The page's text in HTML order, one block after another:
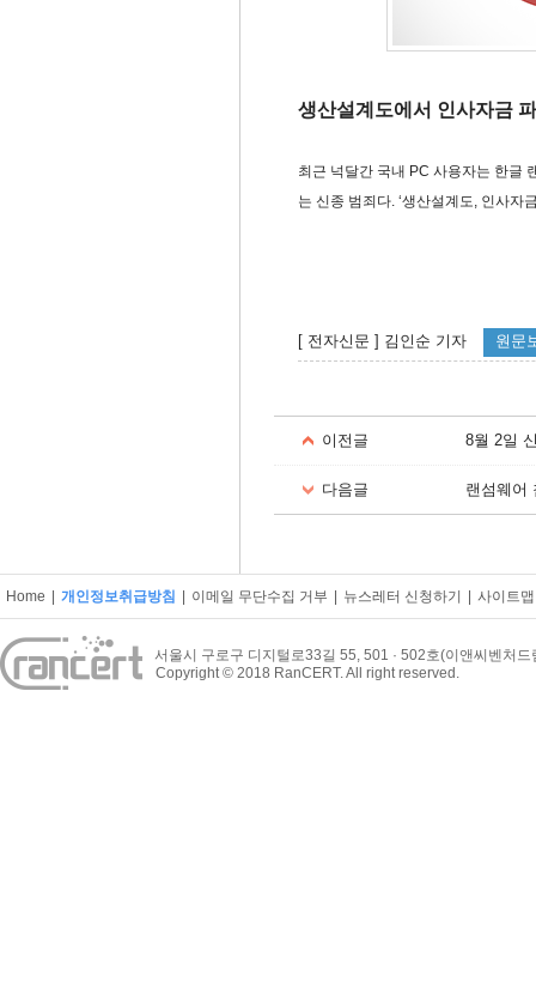
생산설계도에서 인사자금
최근 넉달간 국내 PC 사용자는 한글
는 신종 범죄다. ‘생산설계도, 인사자
[ ​전자신문 ] 김인순 기자 원문
이전글 8월 2일
다음글 랜섬웨어
Home 개인정보취급방침 이메일 무단수집 거부 뉴스레터 신청하기 사이트맵
서울시 구로구 디지털로33길 55, 501 · 502호(이앤씨벤처드
Copyright © 2018 RanCERT. All right reserved.